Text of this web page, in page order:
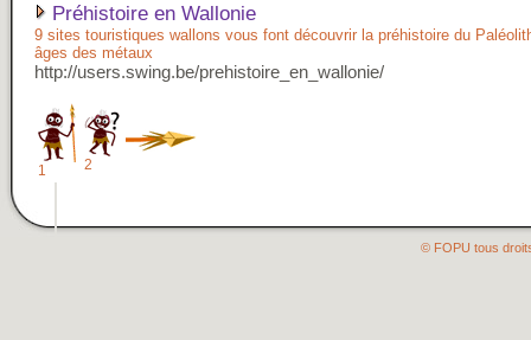
Préhistoire en Wallonie
9 sites touristiques wallons vous font découvrir la préhistoire du
âges des métaux
http://users.swing.be/prehistoire_en_wallonie/
1 2
© FOPU tous